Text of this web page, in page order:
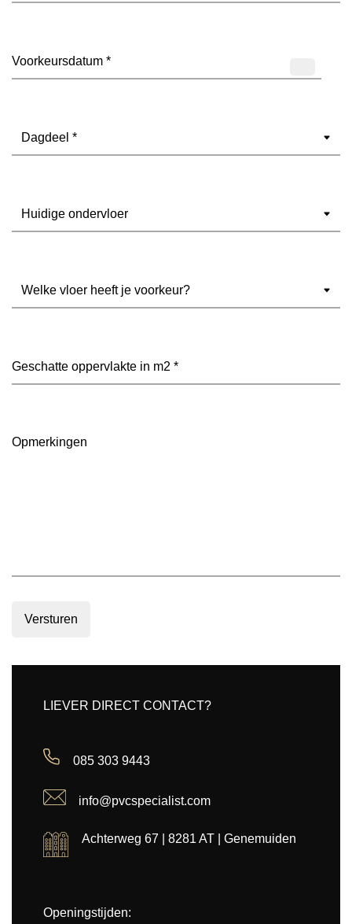
Opmerkingen
Versturen
LIEVER DIRECT CONTACT?
085 303 9443
info@pvcspecialist.com
Achterweg 67 | 8281 AT | Genemuiden
Openingstijden: